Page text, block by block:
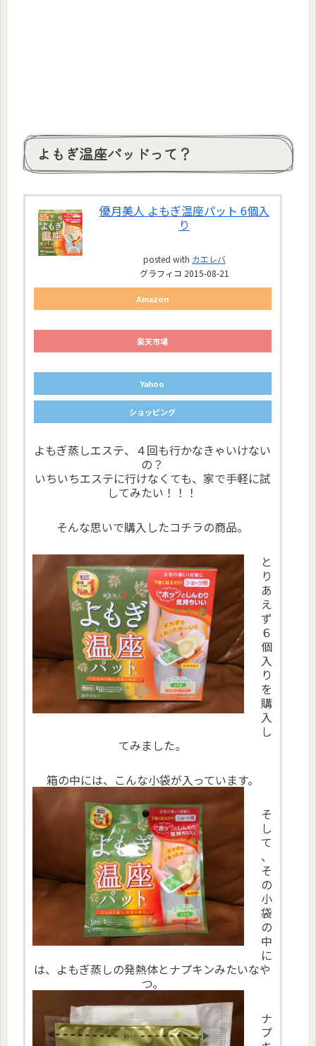
よもぎ温座パッドって？
優月美人 よもぎ温座パット 6個入
り
posted with カエレバ
グラフィコ 2015-08-21
Amazon
楽天市場
Yahoo
ショッピング
よもぎ蒸しエステ、４回も行かなきゃいけない
の？
いちいちエステに行けなくても、家で手軽に試
してみたい！！！
そんな思いで購入したコチラの商品。
と
り
あ
え
ず
６
個
入
り
を
購
入
し
てみました。
箱の中には、こんな小袋が入っています。
そ
し
て
、
そ
の
小
袋
の
中
に
は、よもぎ蒸しの発熱体とナプキンみたいなや
つ。
ナ
プ